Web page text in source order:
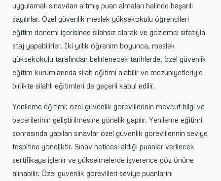
uygulamalı sınavdan altmış puan almaları halinde başarılı
sayılırlar. Özel güvenlik meslek yüksekokulu öğrencileri
eğitim dönemi içerisinde silahsız olarak ve gözlemci sıfatıyla
staj yapabilirler. İki yıllık öğrenim boyunca, meslek
yüksekokulu tarafından belirlenecek tarihlerde, özel güvenlik
eğitim kurumlarında silah eğitimi alabilir ve mezuniyetleriyle
birlikte silahlı eğitimleri de geçerli kabul edilir.
Yenileme eğitimi; özel güvenlik görevlilerinin mevcut bilgi ve
becerilerinin geliştirilmesine yönelik yapılır. Yenileme eğitimi
sonrasında yapılan sınavlar özel güvenlik görevlilerinin seviye
tespitine yöneliktir. Sınav neticesi aldığı puanlar verilecek
sertifikaya işlenir ve yükselmelerde işverence göz önüne
alınabilir. Özel güvenlik görevlileri seviye puanlarını